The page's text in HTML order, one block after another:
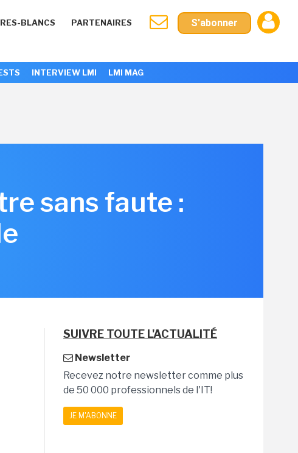
BLANCS PARTENAIRES S'abonner
INTERVIEW LMI LMI MAG
sans faute :
SUIVRE TOUTE L'ACTUALITÉ
Newsletter
Recevez notre newsletter comme plus
de 50 000 professionnels de l'IT!
JE M'ABONNE